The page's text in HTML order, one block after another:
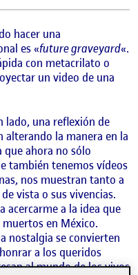
hacer una
es «future graveyard«.
con metacrilato o
un video de una
lado, una reflexión de
alterando la manera en la
que ahora no sólo
también tenemos vídeos
nos muestran tanto a
vista o sus vivencias.
acercarme a la idea que
en México.
nostalgia se convierten
a los queridos
al mundo de los vivos